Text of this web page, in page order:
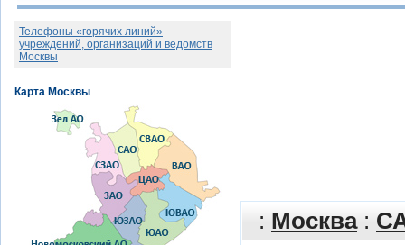
: Москва:
Телефоны «горячих линий»
учреждений, организаций и ведомств
Москвы